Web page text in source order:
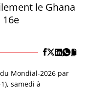
le Ghana
Mondial-2026 par
samedi à